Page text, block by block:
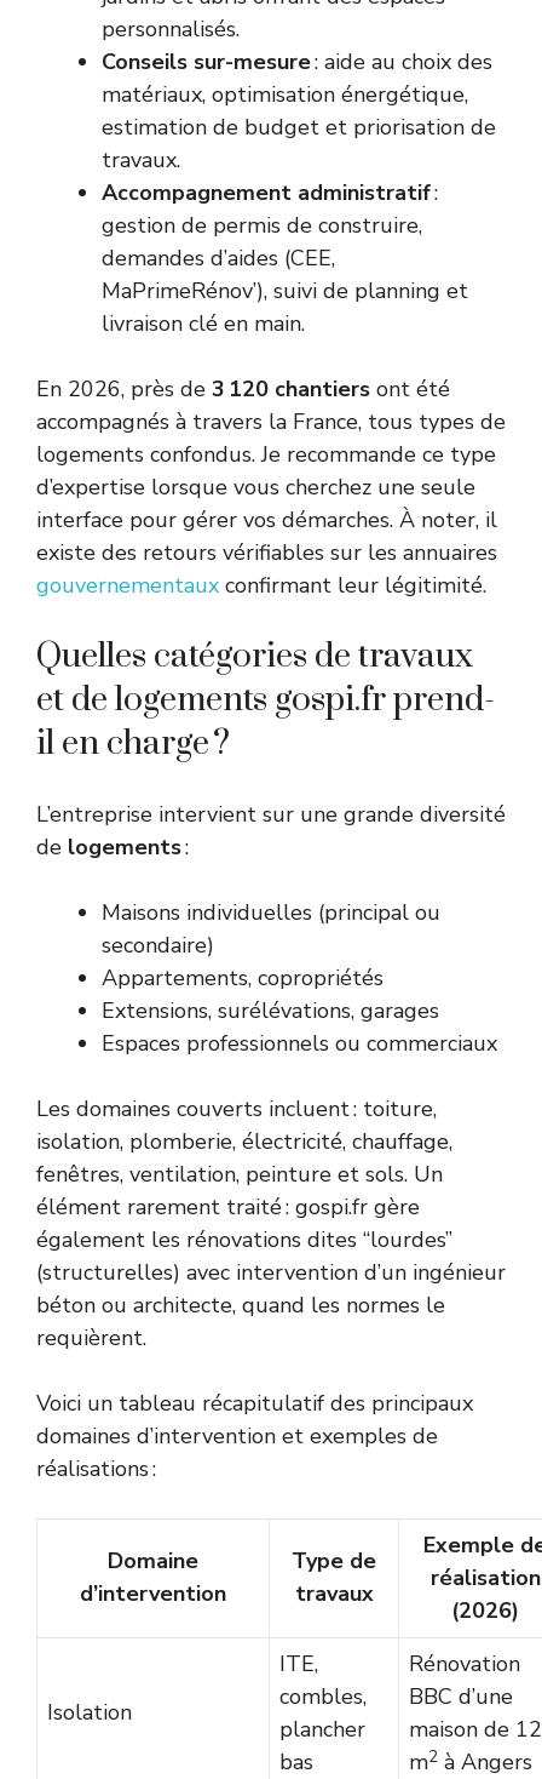
personnalisés.
Conseils sur-mesure: aide au choix des
matériaux, optimisation énergétique,
estimation de budget et priorisation de
travaux.
Accompagnement administratif:
gestion de permis de construire,
demandes d’aides (CEE,
MaPrimeRénov’), suivi de planning et
livraison clé en main.
En 2026, près de 3 120 chantiers ont été
accompagnés à travers la France, tous types de
logements confondus. Je recommande ce type
d’expertise lorsque vous cherchez une seule
interface pour gérer vos démarches. À noter, il
existe des retours vérifiables sur les annuaires
gouvernementaux confirmant leur légitimité.
Quelles catégories de travaux
et de logements gospi.fr prend-
il en charge ?
L’entreprise intervient sur une grande diversité
de logements:
Maisons individuelles (principal ou
secondaire)
Appartements, copropriétés
Extensions, surélévations, garages
Espaces professionnels ou commerciaux
Les domaines couverts incluent : toiture,
isolation, plomberie, électricité, chauffage,
fenêtres, ventilation, peinture et sols. Un
élément rarement traité : gospi.fr gère
également les rénovations dites “lourdes”
(structurelles) avec intervention d’un ingénieur
béton ou architecte, quand les normes le
requièrent.
Voici un tableau récapitulatif des principaux
domaines d’intervention et exemples de
réalisations :
Domaine
d’intervention
Type de
travaux
Exemple
réalisation
(2026)
Isolation
ITE,
combles,
plancher
bas
Rénovation
BBC d’une
maison de
m2 à Angers